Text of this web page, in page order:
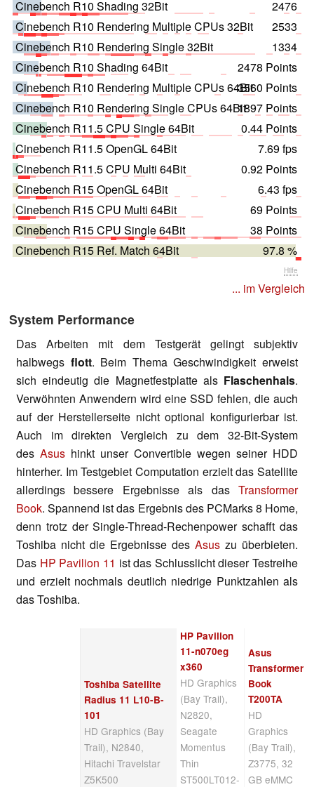
Cinebench R10 Shading 32Bit
2476
Cinebench R10 Rendering Multiple CPUs 32Bit
2533
Cinebench R10 Rendering Single 32Bit
1334
Cinebench R10 Shading 64Bit
2478 Points
Cinebench R10 Rendering Multiple CPUs 64Bit3560 Points
Cinebench R10 Rendering Single CPUs 64Bit1897 Points
Cinebench R11.5 CPU Single 64Bit
0.44 Points
Cinebench R11.5 OpenGL 64Bit
7.69 fps
Cinebench R11.5 CPU Multi 64Bit
0.92 Points
Cinebench R15 OpenGL 64Bit
6.43 fps
Cinebench R15 CPU Multi 64Bit
69 Points
Cinebench R15 CPU Single 64Bit
38 Points
Cinebench R15 Ref. Match 64Bit
97.8 %
Hilfe
... im Vergleich
System Performance
Das Arbeiten mit dem Testgerät gelingt subjektiv
halbwegs flott. Beim Thema Geschwindigkeit erweist
sich eindeutig die Magnetfestplatte als Flaschenhals.
Verwöhnten Anwendern wird eine SSD fehlen, die auch
auf der Herstellerseite nicht optional konfigurierbar ist.
Auch im direkten Vergleich zu dem 32-Bit-System
des Asus hinkt unser Convertible wegen seiner HDD
hinterher. Im Testgebiet Computation erzielt das Satellite
allerdings bessere Ergebnisseals dasTransformer
Book. Spannend ist das Ergebnis des PCMarks 8 Home,
denn trotz der Single-Thread-Rechenpower schafft das
Toshiba nicht die Ergebnisse des Asus zu überbieten.
Das HP Pavilion 11 ist das Schlusslicht dieser Testreihe
und erzielt nochmals deutlich niedrige Punktzahlen als
das Toshiba.
Toshiba Satellite
Radius 11 L10-B-
101
HD Graphics (Bay
Trail), N2840,
Hitachi Travelstar
Z5K500
HP Pavilion
11-n070eg
x360
HD Graphics
(Bay Trail),
N2820,
Seagate
Momentus
Thin
ST500LT012-
Asus
Transformer
Book
T200TA
HD
Graphics
(Bay Trail),
Z3775, 32
GB eMMC